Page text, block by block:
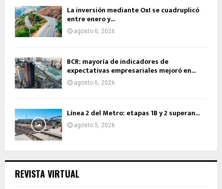
La inversión mediante OxI se cuadruplicó
entre enero y...
agosto 6, 2026
BCR: mayoría de indicadores de
expectativas empresariales mejoró en...
agosto 6, 2026
Línea 2 del Metro: etapas 1B y 2 superan...
agosto 5, 2026
REVISTA VIRTUAL